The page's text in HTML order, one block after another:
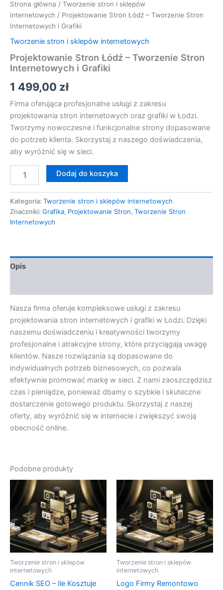
Strona główna / Tworzenie stron i sklepów
internetowych / Projektowanie Stron Łódź – Tworzenie Stron
Internetowych i Grafiki
Tworzenie stron i sklepów internetowych
Projektowanie Stron Łódź – Tworzenie Stron
Internetowych i Grafiki
1 499,00 zł
Firma oferująca profesjonalne usługi z zakresu
projektowania stron internetowych oraz grafiki w Łodzi.
Tworzymy nowoczesne i funkcjonalne strony dopasowane
do potrzeb klienta. Skorzystaj z naszego doświadczenia,
aby wyróżnić się w sieci.
Dodaj do koszyka
Kategoria: Tworzenie stron i sklepów internetowych
Znaczniki: Grafika, Projektowanie Stron, Tworzenie Stron
Internetowych
Opis
Nasza firma oferuje kompleksowe usługi z zakresu
projektowania stron internetowych i grafiki w Łodzi. Dzięki
naszemu doświadczeniu i kreatywności tworzymy
profesjonalne i atrakcyjne strony, które przyciągają uwagę
klientów. Nasze rozwiązania są dopasowane do
indywidualnych potrzeb biznesowych, co pozwala
efektywnie promować markę w sieci. Z nami zaoszczędzisz
czas i pieniądze, ponieważ dbamy o szybkie i skuteczne
dostarczenie gotowego produktu. Skorzystaj z naszej
oferty, aby wyróżnić się w internecie i zwiększyć swoją
obecność online.
Podobne produkty
Tworzenie stron i sklepów
internetowych
Cennik SEO – Ile Kosztuje
Tworzenie stron i sklepów
internetowych
Logo Firmy Remontowo